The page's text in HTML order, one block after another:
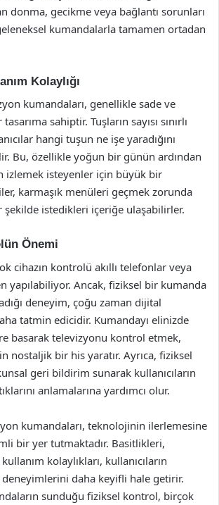
donma, gecikme veya bağlantı sorunları
kumandalarla tamamen ortadan
Kolaylığı
kumandaları, genellikle sade ve
sahiptir. Tuşların sayısı sınırlı
hangi tuşun ne işe yaradığını
Bu, özellikle yoğun bir günün ardından
izlemek isteyenler için büyük bir
karmaşık menüleri geçmek zorunda
şekilde istedikleri içeriğe ulaşabilirler.
Önemi
cihazın kontrolü akıllı telefonlar veya
yapılabiliyor. Ancak, fiziksel bir kumanda
deneyim, çoğu zaman dijital
tatmin edicidir. Kumandayı elinizde
basarak televizyonu kontrol etmek,
nostaljik bir his yaratır. Ayrıca, fiziksel
geri bildirim sunarak kullanıcıların
anlamalarına yardımcı olur.
kumandaları, teknolojinin ilerlemesine
bir yer tutmaktadır. Basitlikleri,
kolaylıkları, kullanıcıların
daha keyifli hale getirir.
sunduğu fiziksel kontrol, birçok